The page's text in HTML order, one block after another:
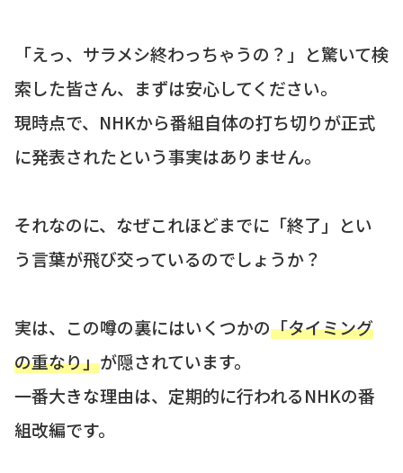
「えっ、サラメシ終わっちゃうの？」と驚いて検
索した皆さん、まずは安心してください。
現時点で、NHKから番組自体の打ち切りが正式
に発表されたという事実はありません。
それなのに、なぜこれほどまでに「終了」とい
う言葉が飛び交っているのでしょうか？
実は、この噂の裏にはいくつかの「タイミング
の重なり」が隠されています。
一番大きな理由は、定期的に行われるNHKの番
組改編です。